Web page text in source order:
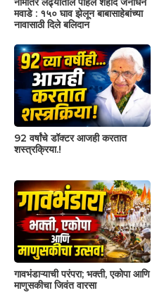
मवाडे : १५० घाव झेलून बाबासाहेबांच्या
नावासाठी दिले बलिदान
92 वर्षांचे डॉक्टर आजही करतात
शस्त्रक्रिया.!
गावभंडाऱ्याची परंपरा; भक्ती, एकोपा आणि
माणुसकीचा जिवंत वारसा